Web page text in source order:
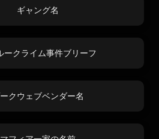
ギャング名
ークライム事件ブリーフ
クウェブベンダー名